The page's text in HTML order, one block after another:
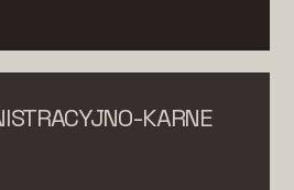
KARNE